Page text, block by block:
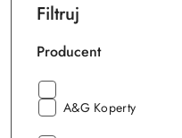
Filtruj
Producent
Producent:
A&G Koperty